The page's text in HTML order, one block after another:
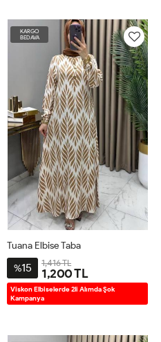
KARGO
BEDAVA
2BD38-
40
3BD42-
44
4BD46-
48
5BD50-
52
Tuana Elbise Taba
%15 1,416 TL
1,200 TL
Viskon Elbiselerde 2li Alımda Şok
Kampanya